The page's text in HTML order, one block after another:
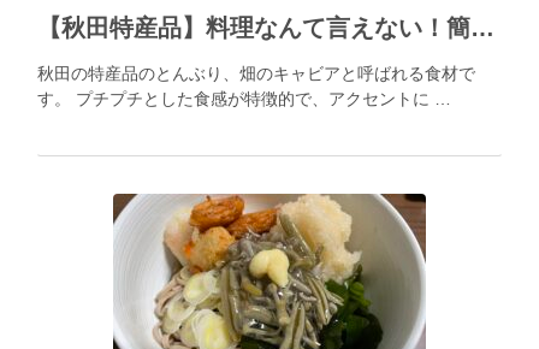
【秋田特産品】料理なんて言えない！簡単すぎて美味しすぎ！とんぶりツナマヨ
秋田の特産品のとんぶり、畑のキャビアと呼ばれる食材で
す。 プチプチとした食感が特徴的で、アクセントに …